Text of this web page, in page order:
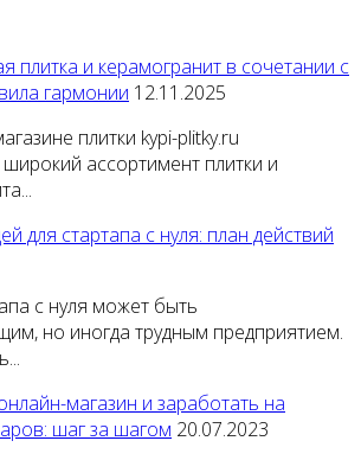
плитка и керамогранит в сочетании с
гармонии 12.11.2025
плитки kypi-plitky.ru
ассортимент плитки и
для стартапа с нуля: план действий
с нуля может быть
но иногда трудным предприятием.
магазин и заработать на
шаг за шагом 20.07.2023